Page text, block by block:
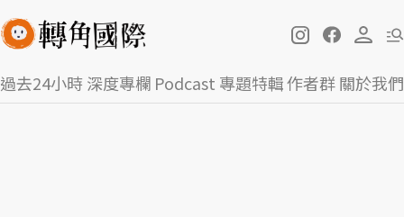
過去24小時深度專欄 Podcast 專題特輯作者群關於我們